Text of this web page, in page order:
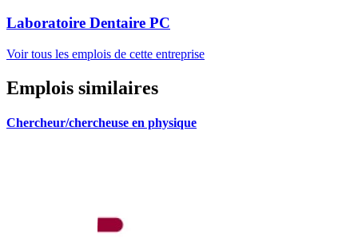
Laboratoire Dentaire PC
Voir tous les emplois de cette entreprise
Emplois similaires
Chercheur/chercheuse en physique